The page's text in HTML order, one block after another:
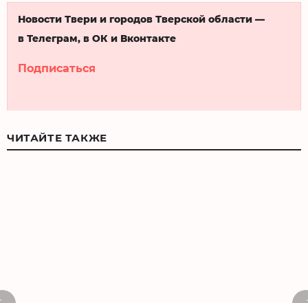
Новости Твери и городов Тверской области —
в Телеграм, в ОК и Вконтакте
Подписаться
ЧИТАЙТЕ ТАКЖЕ